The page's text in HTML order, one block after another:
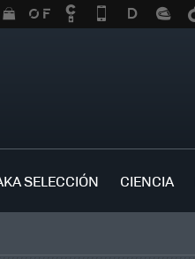
SELECCIÓN CIENCIA